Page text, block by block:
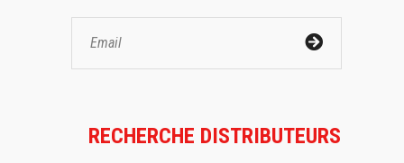
RECHERCHE DISTRIBUTEURS